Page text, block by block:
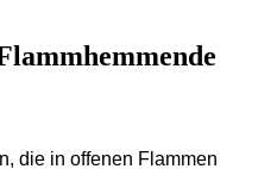
die in offenen Flammen